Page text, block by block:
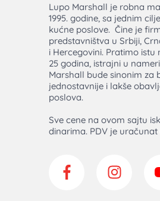
Lupo Marshall je robna
1995. godine, sa jednim
kućne poslove. Čine je
predstavništva u Srbiji,
i Hercegovini. Pratimo istu
25 godina, istrajni u
Marshall bude sinonim za
jednostavnije i lakše
poslova.
Sve cene na ovom sajtu
dinarima. PDV je uračunat